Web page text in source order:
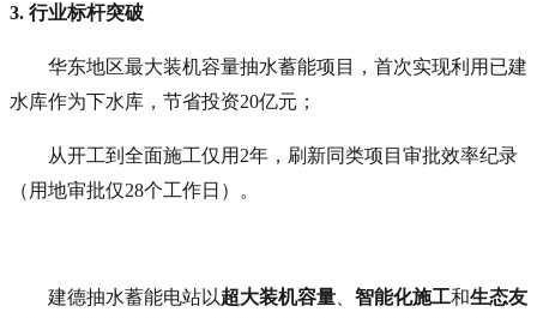
3. 行业标杆突破
华东地区最大装机容量抽水蓄能项目，首次实现利用已建
水库作为下水库，节省投资20亿元；
从开工到全面施工仅用2年，刷新同类项目审批效率纪录
（用地审批仅28个工作日）。
建德抽水蓄能电站以超大装机容量 智能化施工和生态友